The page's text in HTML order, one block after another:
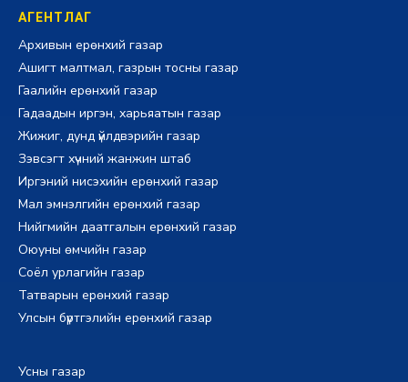
АГЕНТЛАГ
Архивын ерөнхий газар
Ашигт малтмал, газрын тосны газар
Гаалийн ерөнхий газар
Гадаадын иргэн, харьяатын газар
Жижиг, дунд үйлдвэрийн газар
Зэвсэгт хүчний жанжин штаб
Иргэний нисэхийн ерөнхий газар
Мал эмнэлгийн ерөнхий газар
Нийгмийн даатгалын ерөнхий газар
Оюуны өмчийн газар
Соёл урлагийн газар
Татварын ерөнхий газар
Улсын бүртгэлийн ерөнхий газар
Усны газар